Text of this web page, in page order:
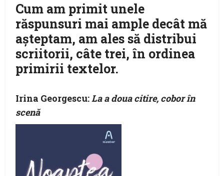
Cum am primit unele
răspunsuri mai ample decât mă
aşteptam, am ales să distribui
scriitorii, câte trei, în ordinea
primirii textelor.
Irina Georgescu:La a doua citire, cobor în
scenă